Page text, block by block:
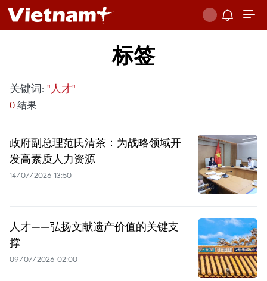
标签
关键词: "人才"
0 结果
政府副总理范氏清茶：为战略领域开
发高素质人力资源
14/07/2026 13:50
人才——弘扬文献遗产价值的关键支
撑
09/07/2026 02:00